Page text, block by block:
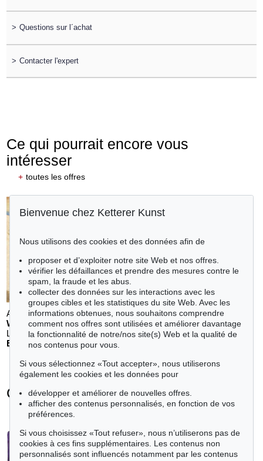
> Questions sur l´achat
> Contacter l'expert
Ce qui pourrait encore vous
intéresser
+ toutes les offres
Auction 611 - Lot 123000200
WILLI BAUMEISTER
Landschaft mit rotem Bogen (Sommerfest) , 1948
Estimation:€ 70,000
Gotthard Graubner - Objets vendus
toutes les offres
Bienvenue chez Ketterer Kunst
Nous utilisons des cookies et des données afin de
proposer et d’exploiter notre site Web et nos offres.
vérifier les défaillances et prendre des mesures contre le
spam, la fraude et les abus.
collecter des données sur les interactions avec les
groupes cibles et les statistiques du site Web. Avec les
informations obtenues, nous souhaitons comprendre
comment nos offres sont utilisées et améliorer davantage
la fonctionnalité de notre/nos site(s) Web et la qualité de
nos contenus pour vous.
Si vous sélectionnez «Tout accepter», nous utiliserons
également les cookies et les données pour
développer et améliorer de nouvelles offres.
afficher des contenus personnalisés, en fonction de vos
préférences.
Si vous choisissez «Tout refuser», nous n’utiliserons pas de
cookies à ces fins supplémentaires. Les contenus non
personnalisés sont influencés notamment par les contenus